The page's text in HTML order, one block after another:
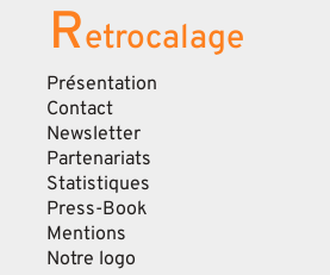
Retrocalage
Présentation
Contact
Newsletter
Partenariats
Statistiques
Press-Book
Mentions
Notre logo